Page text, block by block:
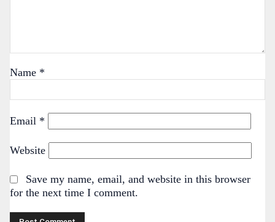
Name *
Email *
Website
Save my name, email, and website in this browser
for the next time I comment.